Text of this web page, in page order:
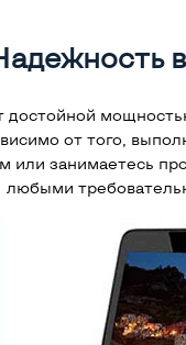
достойной
от того,
занимаетесь
любыми